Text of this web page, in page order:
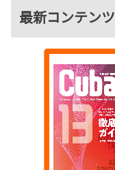
最新コンテンツ